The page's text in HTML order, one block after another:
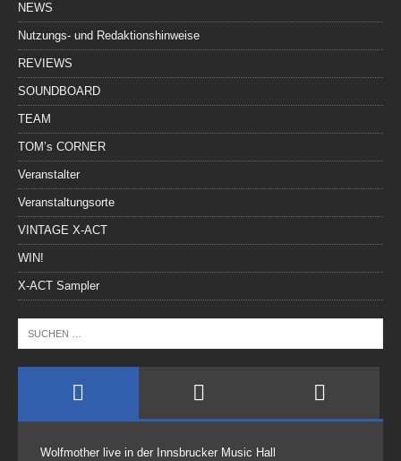
NEWS
Nutzungs- und Redaktionshinweise
REVIEWS
SOUNDBOARD
TEAM
TOM’s CORNER
Veranstalter
Veranstaltungsorte
VINTAGE X-ACT
WIN!
X-ACT Sampler
Wolfmother live in der Innsbrucker Music Hall